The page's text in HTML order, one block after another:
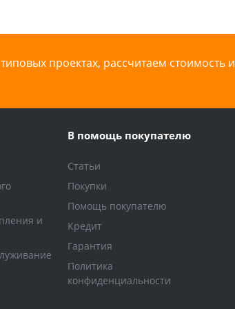
проектах, рассчитаем стоимость и
и
В помощь покупателю
Статьи
Покупки
Помощь покупателю
Кредит
Гарантия
Политика
конфиденциальности